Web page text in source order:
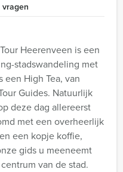
Heerenveen is een
stadswandeling met
een High Tea, van
Guides. Natuurlijk
deze dag allereerst
met een overheerlijk
een kopje koffie,
gids u meeneemt
van de stad.